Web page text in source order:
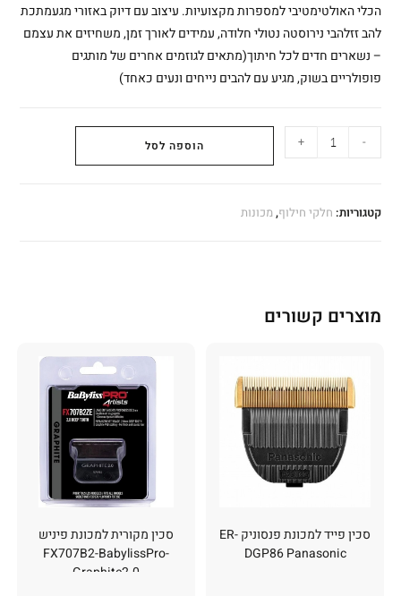
הכלי האולטימטיבי למספרות מקצועיות. עיצוב עם דיוק באזורי מגעמתכת
להב זזלהבי נירוסטה נטולי חלודה, עמידים לאורך זמן, משחיזים את עצמם
– נשארים חדים לכל חיתוך(מתאים לגוזמים אחרים של מותגים
פופולריים בשוק, מגיע עם להבים נייחים ונעים כאחד)
-
+ הוספה לסל
קטגוריות: חלקי חילוף,מכונות
מוצרים קשורים
סכין מקורית למכונת פיניש
FX707B2-BabylissPro-
Graphite2.0
סכין פייד למכונת פנסוניק ER-
DGP86 Panasonic